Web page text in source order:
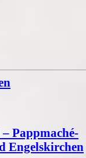
Pappmaché-
Engelskirchen